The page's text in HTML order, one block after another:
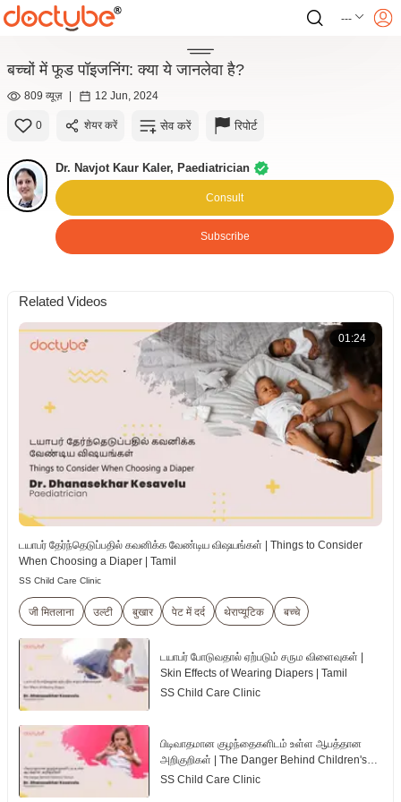
---
बच्चों में फूड पॉइजनिंग: क्या ये जानलेवा है?
809 व्यूज़ | 12 Jun, 2024
0 शेयर करें सेव करें रिपोर्ट
Dr. Navjot Kaur Kaler, Paediatrician
Consult
Subscribe
Related Videos
01:24
டயாபர் தேர்ந்தெடுப்பதில் கவனிக்க வேண்டிய விஷயங்கள் | Things to Consider
When Choosing a Diaper | Tamil
SS Child Care Clinic
जी मितलाना उल्टी बुखार पेट में दर्द थेराप्यूटिक बच्चे
டயாபர் போடுவதால் ஏற்படும் சரும விளைவுகள் |
Skin Effects of Wearing Diapers | Tamil
SS Child Care Clinic
பிடிவாதமான குழந்தைகளிடம் உள்ள ஆபத்தான
அறிகுறிகள் | The Danger Behind Children's
Tantrum | Tamil
SS Child Care Clinic